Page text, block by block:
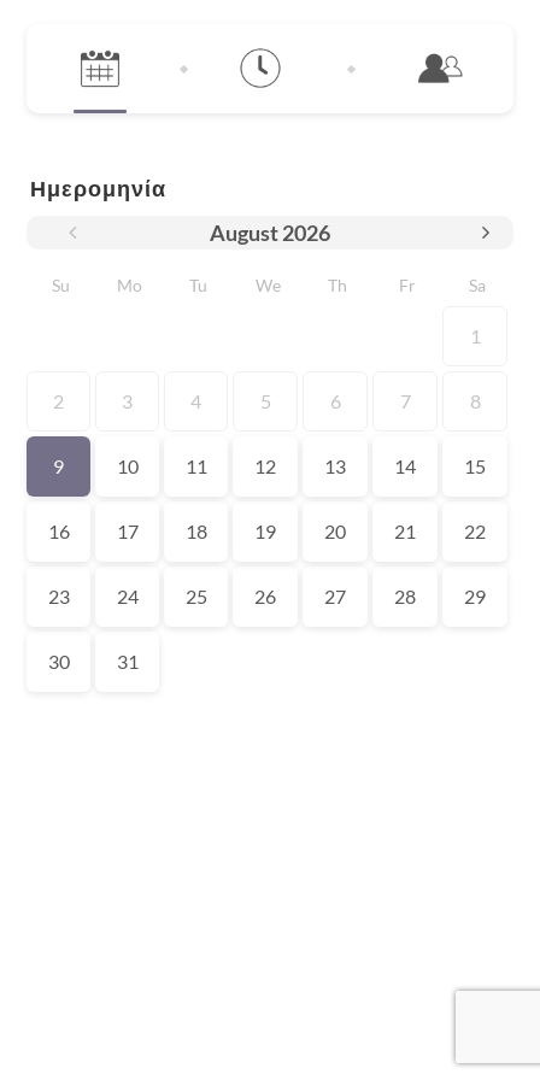
Ημερομηνία
August2026
Su Mo Tu We Th Fr Sa
1
2 3 4 5 6 7 8
9 10 11 12 13 14 15
16 17 18 19 20 21 22
23 24 25 26 27 28 29
30 31